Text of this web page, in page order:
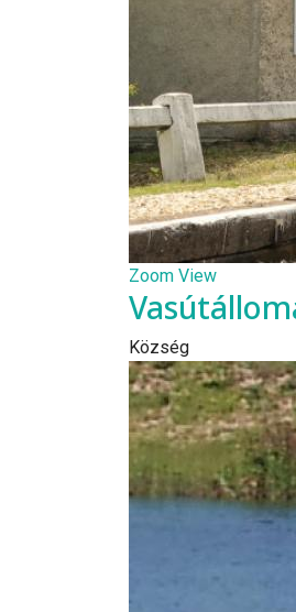
Zoom View
Község